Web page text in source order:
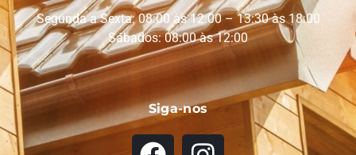
Segunda a Sexta: 08:00 às 12:00 – 13:30 às 18:00
Sábados: 08:00 às 12:00
Siga-nos